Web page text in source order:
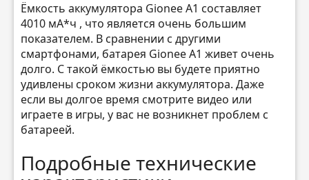
Ёмкость аккумулятора Gionee A1 составляет
4010 мА*ч , что является очень большим
показателем. В сравнении с другими
смартфонами, батарея Gionee A1 живет очень
долго. С такой ёмкостью вы будете приятно
удивлены сроком жизни аккумулятора. Даже
если вы долгое время смотрите видео или
играете в игры, у вас не возникнет проблем с
батареей.
Подробные технические